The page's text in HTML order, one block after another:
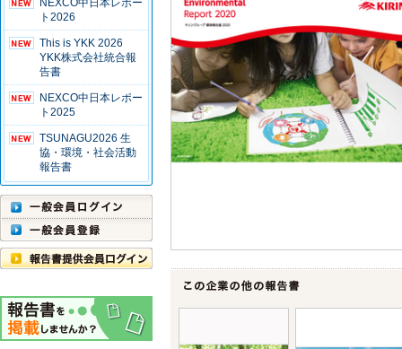
ト2026
This is YKK 2026
YKK株式会社統合報
告書
NEXCO中日本レポー
ト2025
TSUNAGU2026 生
協・環境・社会活動
報告書